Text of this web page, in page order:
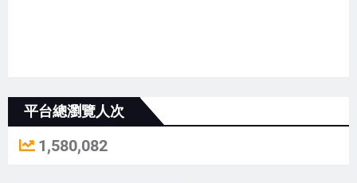
平台總瀏覽人次
1,580,082